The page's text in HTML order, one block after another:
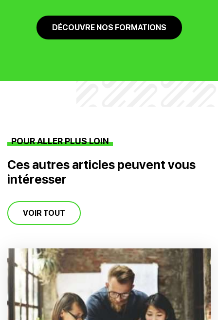
DÉCOUVRE NOS FORMATIONS
POUR ALLER PLUS LOIN
Ces autres articles peuvent vous
intéresser
VOIR TOUT